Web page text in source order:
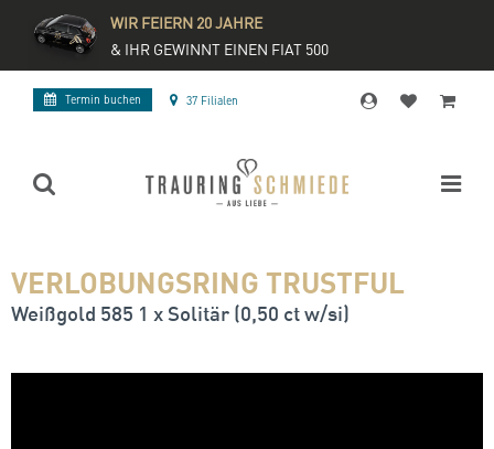
WIR FEIERN 20 JAHRE
& IHR GEWINNT EINEN FIAT 500
Termin buchen 37 Filialen
VERLOBUNGSRING TRUSTFUL
Weißgold 585 1 x Solitär (0,50 ct w/si)